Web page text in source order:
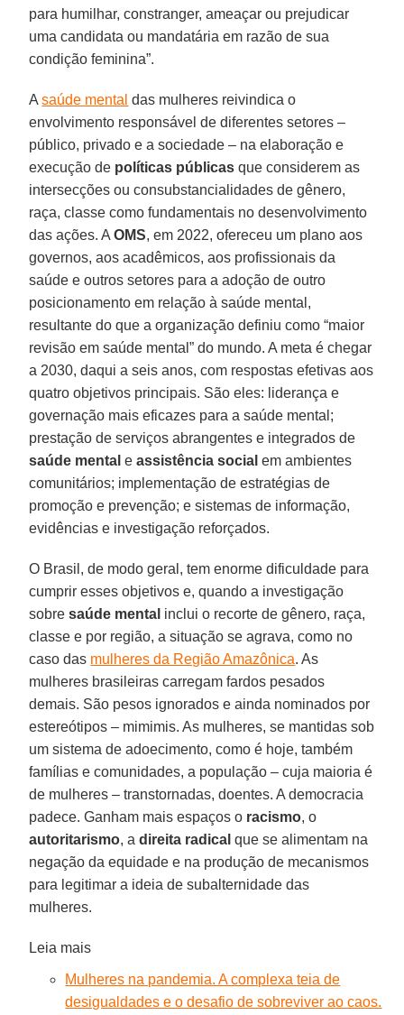
para humilhar, constranger, ameaçar ou prejudicar
uma candidata ou mandatária em razão de sua
condição feminina”.
Asaúde mental das mulheres reivindica o
envolvimento responsável de diferentes setores –
público, privado e a sociedade – na elaboração e
execução de políticas públicas que considerem as
intersecções ou consubstancialidades de gênero,
raça, classe como fundamentais no desenvolvimento
das ações. AOMS, em 2022, ofereceu um plano aos
governos, aos acadêmicos, aos profissionais da
saúde e outros setores para a adoção de outro
posicionamento em relação à saúde mental,
resultante do que a organização definiu como “maior
revisão em saúde mental” do mundo. A meta é chegar
a 2030, daqui a seis anos, com respostas efetivas aos
quatro objetivos principais. São eles: liderança e
governação mais eficazes para a saúde mental;
prestação de serviços abrangentes e integrados de
saúde mentaleassistência social em ambientes
comunitários; implementação de estratégias de
promoção e prevenção; e sistemas de informação,
evidências e investigação reforçados.
O Brasil, de modo geral, tem enorme dificuldade para
cumprir esses objetivos e, quando a investigação
sobre saúde mental inclui o recorte de gênero, raça,
classe e por região, a situação se agrava, como no
caso das mulheres da Região Amazônica. As
mulheres brasileiras carregam fardos pesados
demais. São pesos ignorados e ainda nominados por
estereótipos – mimimis. As mulheres, se mantidas sob
um sistema de adoecimento, como é hoje, também
famílias e comunidades, a população – cuja maioria é
de mulheres – transtornadas, doentes. A democracia
padece. Ganham mais espaços o racismo, o
autoritarismo, adireita radical que se alimentam na
negação da equidade e na produção de mecanismos
para legitimar a ideia de subalternidade das
mulheres.
Leia mais
Mulheres na pandemia. A complexa teia de
desigualdades e o desafio de sobreviver ao caos.